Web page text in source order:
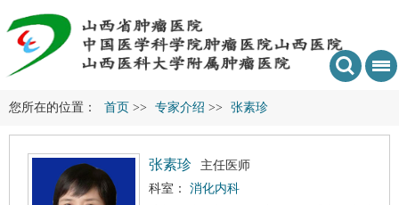
您所在的位置： 首页 >> 专家介绍 >> 张素珍
张素珍
主任医师
科室： 消化内科